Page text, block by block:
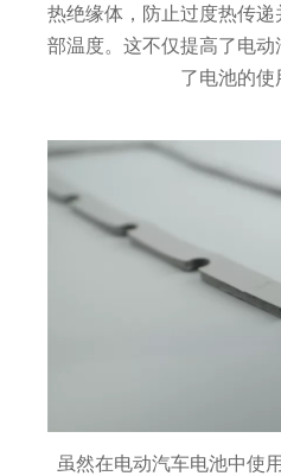
热绝缘体，防止过度热传递
部温度。这不仅提高了电
了电池的使
虽然在电动汽车电池中使